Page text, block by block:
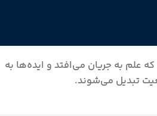
علم به جریان می‌افتد و ایده‌ها به
تبدیل می‌شوند.